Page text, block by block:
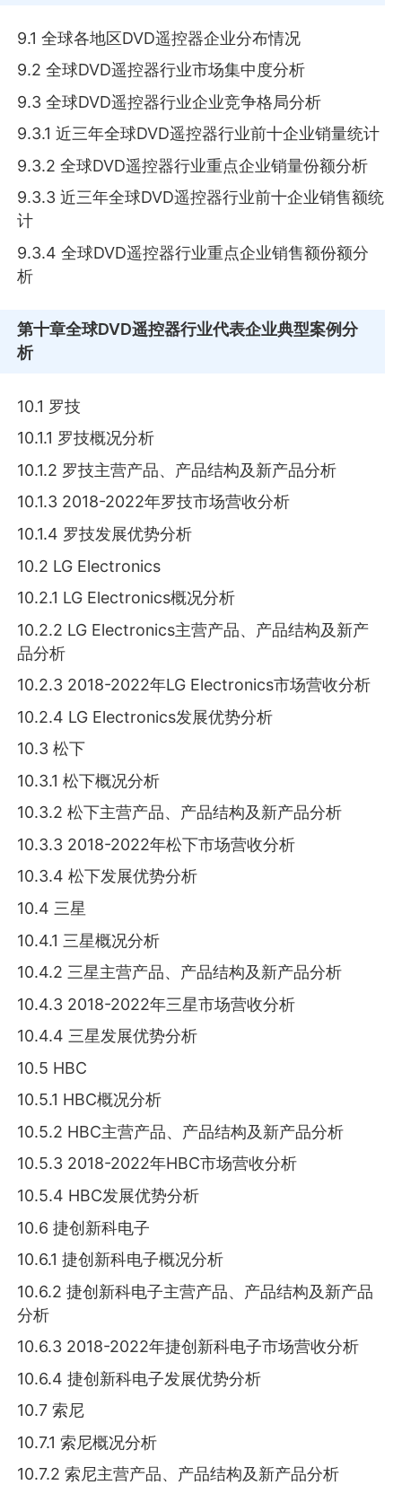
9.1 全球各地区DVD遥控器企业分布情况
9.2 全球DVD遥控器行业市场集中度分析
9.3 全球DVD遥控器行业企业竞争格局分析
9.3.1 近三年全球DVD遥控器行业前十企业销量统计
9.3.2 全球DVD遥控器行业重点企业销量份额分析
9.3.3 近三年全球DVD遥控器行业前十企业销售额统
计
9.3.4 全球DVD遥控器行业重点企业销售额份额分
析
第十章全球DVD遥控器行业代表企业典型案例分
析
10.1 罗技
10.1.1 罗技概况分析
10.1.2 罗技主营产品、产品结构及新产品分析
10.1.3 2018-2022年罗技市场营收分析
10.1.4 罗技发展优势分析
10.2 LG Electronics
10.2.1 LG Electronics概况分析
10.2.2 LG Electronics主营产品、产品结构及新产
品分析
10.2.3 2018-2022年LG Electronics市场营收分析
10.2.4 LG Electronics发展优势分析
10.3 松下
10.3.1 松下概况分析
10.3.2 松下主营产品、产品结构及新产品分析
10.3.3 2018-2022年松下市场营收分析
10.3.4 松下发展优势分析
10.4 三星
10.4.1 三星概况分析
10.4.2 三星主营产品、产品结构及新产品分析
10.4.3 2018-2022年三星市场营收分析
10.4.4 三星发展优势分析
10.5 HBC
10.5.1 HBC概况分析
10.5.2 HBC主营产品、产品结构及新产品分析
10.5.3 2018-2022年HBC市场营收分析
10.5.4 HBC发展优势分析
10.6 捷创新科电子
10.6.1 捷创新科电子概况分析
10.6.2 捷创新科电子主营产品、产品结构及新产品
分析
10.6.3 2018-2022年捷创新科电子市场营收分析
10.6.4 捷创新科电子发展优势分析
10.7 索尼
10.7.1 索尼概况分析
10.7.2 索尼主营产品、产品结构及新产品分析